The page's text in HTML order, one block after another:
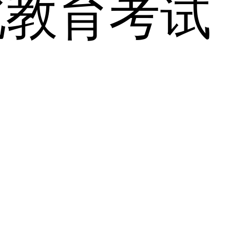
育考试